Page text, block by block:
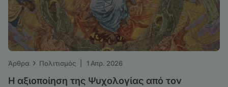
Άρθρα › Πολιτισμός 1 Απρ. 2026
Η αξιοποίηση της Ψυχολογίας από τον